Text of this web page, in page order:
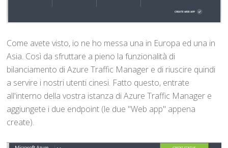
Come avete visto, io ne ho messa una in Europa ed una in
Asia. Così da sfruttare a pieno la funzionalità di
bilanciamento di Azure Traffic Manager e di riuscire quindi
a servire i nostri utenti cinesi. Fatto questo, entrate
all'interno della vostra istanza di Azure Traffic Manager e
aggiungete i due endpoint (le due "Web app" appena
create).